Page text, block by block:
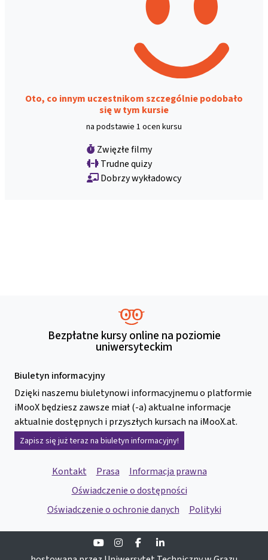
Oto, co innym uczestnikom szczególnie podobało
się w tym kursie
na podstawie 1 ocen kursu
Zwięzłe filmy
Trudne quizy
Dobrzy wykładowcy
Bezpłatne kursy online na poziomie
uniwersyteckim
Biuletyn informacyjny
Dzięki naszemu biuletynowi informacyjnemu o platformie
iMooX będziesz zawsze miał (-a) aktualne informacje
aktualnie dostępnych i przyszłych kursach na iMooX.at.
Zapisz się już teraz na biuletyn informacyjny!
Kontakt Prasa
Informacja prawna
Oświadczenie o dostępności
Oświadczenie o ochronie danych
Polityki
YoutubeInstagramFacebook